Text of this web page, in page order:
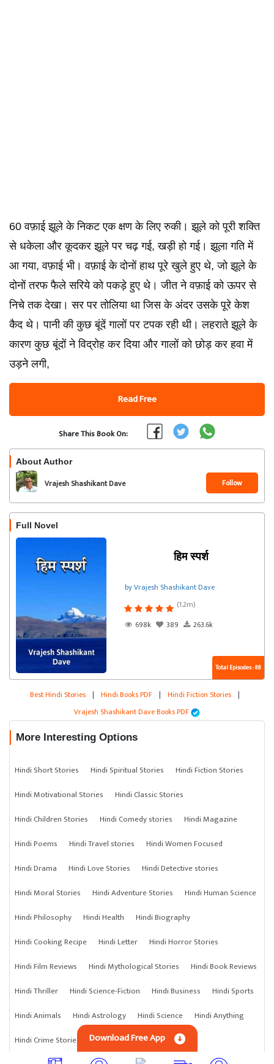
60 वफ़ाई झूले के निकट एक क्षण के लिए रुकी। झूले को पूरी शक्ति
से धकेला और कूदकर झूले पर चढ़ गई, खड़ी हो गई। झूला गति में
आ गया, वफ़ाई भी। वफ़ाई के दोनों हाथ पूरे खुले हुए थे, जो झूले के
दोनों तरफ फैले सरिये को पकड़े हुए थे। जीत ने वफ़ाई को ऊपर से
निचे तक देखा। सर पर तोलिया था जिस के अंदर उसके पूरे केश
कैद थे। पानी की कुछ बूंदें गालों पर टपक रही थी। लहराते झूले के
कारण कुछ बूंदों ने विद्रोह कर दिया और गालों को छोड़ कर हवा में
उड़ने लगी,
Read Free
Share This Book On:
About Author
Vrajesh Shashikant Dave Follow
Full Novel
हिम स्पर्श
by Vrajesh Shashikant Dave
(1.2m)
698k
389 263.6k
Total Episodes : 88
Best Hindi Stories | Hindi Books PDF | Hindi Fiction Stories |
Vrajesh Shashikant Dave Books PDF
More Interesting Options
Hindi Short Stories Hindi Spiritual Stories
Hindi Fiction Stories
Hindi Motivational Stories
Hindi Classic Stories
Hindi Children Stories
Hindi Comedy stories
Hindi Magazine
Hindi Poems
Hindi Travel stories
Hindi Women Focused
Hindi Drama
Hindi Love Stories
Hindi Detective stories
Hindi Moral Stories
Hindi Adventure Stories
Hindi Human Science
Hindi Philosophy
Hindi Health
Hindi Biography
Hindi Cooking Recipe
Hindi Letter
Hindi Horror Stories
Hindi Film Reviews
Hindi Mythological Stories
Hindi Book Reviews
Hindi Thriller
Hindi Science-Fiction Hindi Business
Hindi Sports
Hindi Animals
Hindi Astrology Hindi Science
Hindi Anything
Hindi Crime Stories
Download Free App